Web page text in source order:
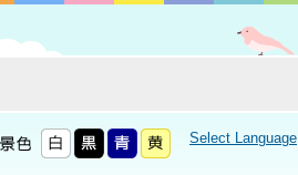
Select Language